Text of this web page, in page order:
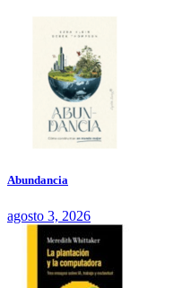
Abundancia
agosto 3, 2026